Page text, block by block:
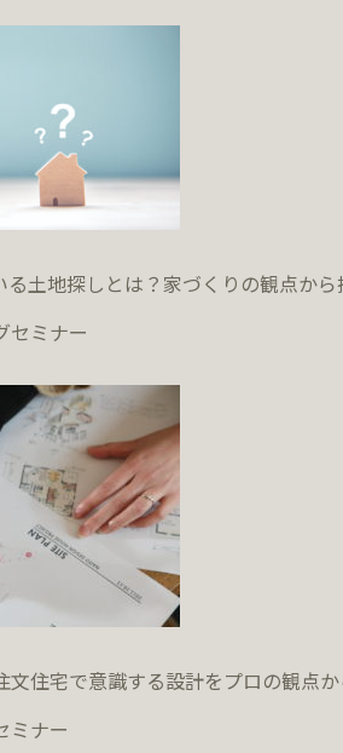
る土地探しとは？家づくりの観点か
セミナー
文住宅で意識する設計をプロの観点
ミナー